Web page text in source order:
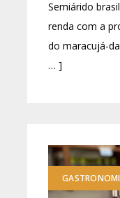
Semiárido
renda com a
do maracujá-
… ]